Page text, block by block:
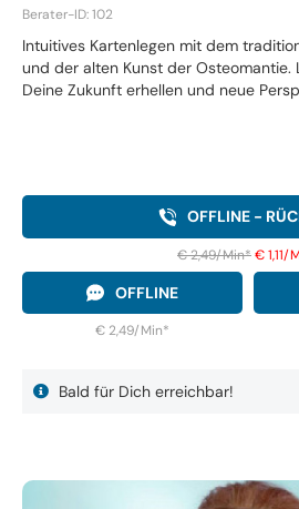
Berater-ID: 102
Intuitives Kartenlegen mit dem
und der alten Kunst der Osteomantie.
Deine Zukunft erhellen und neue
OFFLINE -
€ 2,49/Min*€ 1,11/
OFFLINE
€ 2,49/Min*
Bald für Dich erreichbar!